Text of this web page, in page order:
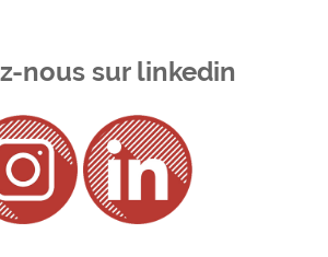
nous sur linkedin